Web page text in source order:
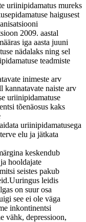
uriinipidamatus mureks
haigusest
2009. aastal
iga aasta juuni
nädalaks ning sel
teadmiste
inimeste arv
kannatavate naiste arv
uriinipidamatuse
tõenäosus kaks
uriinipidamatusega
elu ja jätkata
keskendub
hooldajate
seistes pakub
leidis
on suur osa
see ei ole väga
inkontinentsi
vähk, depressioon,